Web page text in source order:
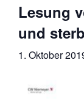
Lesung
und
1. Oktober